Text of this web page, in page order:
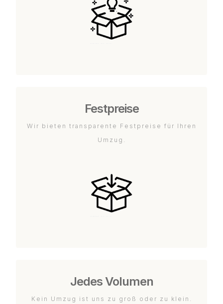
Festpreise
Wir bieten transparente Festpreise für Ihren
Umzug.
Jedes Volumen
Kein Umzug ist uns zu groß oder zu klein.